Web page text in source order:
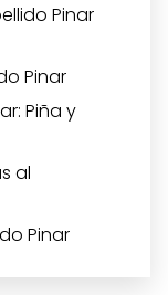
Pinar
Pinar
Piña y
al
Pinar